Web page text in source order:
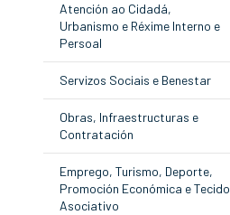
Atención ao Cidadá,
Urbanismo e Réxime Interno e
Persoal
Servizos Sociais e Benestar
Obras, Infraestructuras e
Contratación
Emprego, Turismo, Deporte,
Promoción Económica e Tecido
Asociativo